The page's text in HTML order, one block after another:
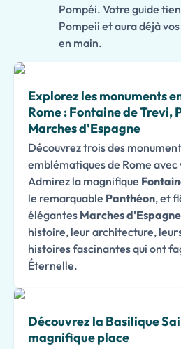
Pompéi. Votre guide
Pompeii et aura déjà
en main.
Explorez les monuments
Rome : Fontaine de Trevi,
Marches d'Espagne
Découvrez trois des
emblématiques de Rome
Admirez la magnifique
le remarquable Panthéon, et
élégantes Marches d'Espagne
histoire, leur architecture,
histoires fascinantes qui ont
Éternelle.
Découvrez la Basilique
magnifique place